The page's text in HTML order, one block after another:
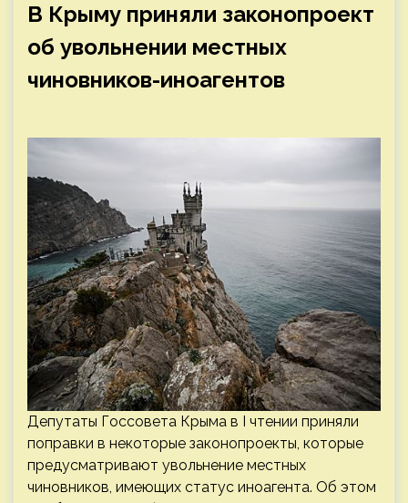
В Крыму приняли законопроект
об увольнении местных
чиновников-иноагентов
Депутаты Госсовета Крыма в I чтении приняли
поправки в некоторые законопроекты, которые
предусматривают увольнение местных
чиновников, имеющих статус иноагента. Об этом